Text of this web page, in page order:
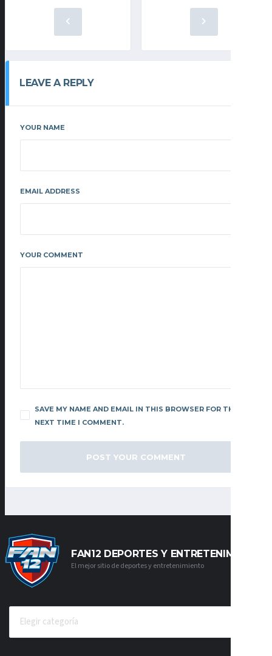
LEAVE A REPLY
YOUR NAME
EMAIL ADDRESS
YOUR COMMENT
SAVE MY NAME AND EMAIL IN THIS BROWSER FOR THE
NEXT TIME I COMMENT.
FAN12 DEPORTES Y ENTRETENIMIENTO
El mejor sitio de deportes y entretenimiento